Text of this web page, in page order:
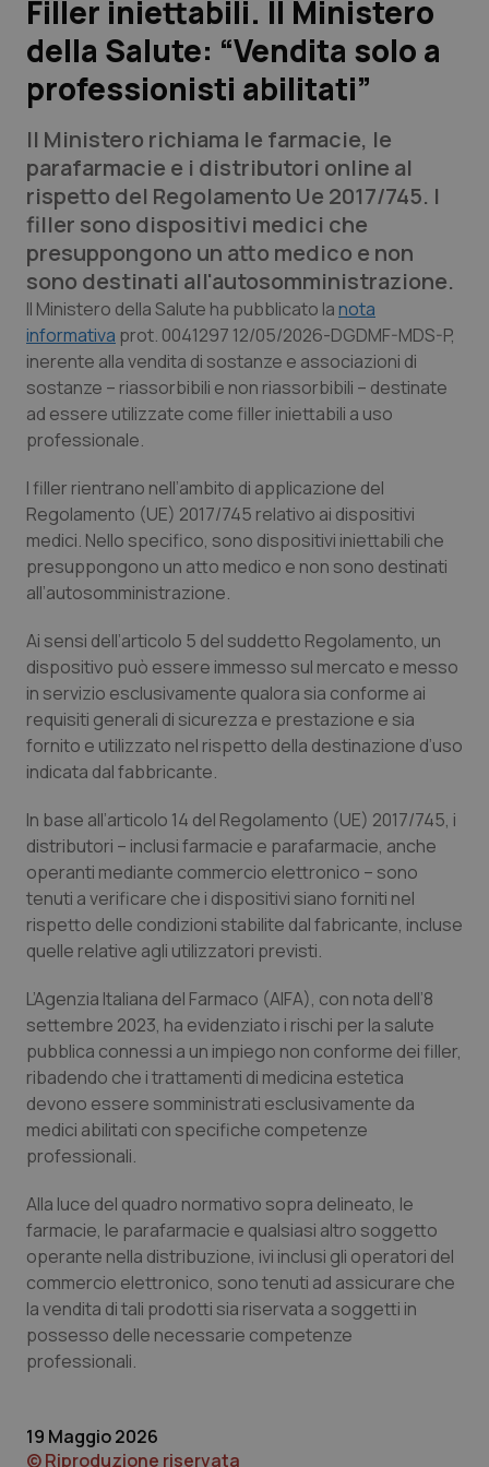
Scienza e Farmaci
Studi e Analisi
Lettere al direttore
Edizioni Regionali
QS Pro
Professionisti Sanitari.AI
Abruzzo
Basilicata
Calabria
Campania
Friuli Venezia Giulia
Lazio
Lombardia
Marche
Molise
Piemonte
Provincia Autonoma di Bolzano
Provincia Autonoma di Trento
Sardegna
Sicilia
Toscana
QS Pro Gold
Artrite & artrosi
Asma & BPCO
Car-T
Dermatite Atopica
Diabete & glucometri
Dolore
Donna & Salute
Epatiti
HIV
Infezioni & Febbre
Ipertensione & Scompenso
Malattia di Crohn & Rettocolite Ulcerosa
Neuroscienze & patologie neurodegenerative
Obesità
QS Club Newsletter
Filler iniettabili. Il Ministero
della Salute: “Vendita solo a
professionisti abilitati”
Il Ministero richiama le farmacie, le
parafarmacie e i distributori online al
rispetto del Regolamento Ue 2017/745. I
filler sono dispositivi medici che
presuppongono un atto medico e non
sono destinati all'autosomministrazione.
Il Ministero della Salute ha pubblicato lanota
informativa prot. 0041297 12/05/2026-DGDMF-MDS-P,
inerente alla vendita di sostanze e associazioni di
sostanze – riassorbibili e non riassorbibili – destinate
ad essere utilizzate come filler iniettabili a uso
professionale.
I filler rientrano nell’ambito di applicazione del
Regolamento (UE) 2017/745 relativo ai dispositivi
medici. Nello specifico, sono dispositivi iniettabili che
presuppongono un atto medico e non sono destinati
all’autosomministrazione.
Ai sensi dell’articolo 5 del suddetto Regolamento, un
dispositivo può essere immesso sul mercato e messo
in servizio esclusivamente qualora sia conforme ai
requisiti generali di sicurezza e prestazione e sia
fornito e utilizzato nel rispetto della destinazione d’uso
indicata dal fabbricante.
In base all’articolo 14 del Regolamento (UE) 2017/745, i
distributori – inclusi farmacie e parafarmacie, anche
operanti mediante commercio elettronico – sono
tenuti a verificare che i dispositivi siano forniti nel
rispetto delle condizioni stabilite dal fabricante, incluse
quelle relative agli utilizzatori previsti.
L’Agenzia Italiana del Farmaco (AIFA), con nota dell’8
settembre 2023, ha evidenziato i rischi per la salute
pubblica connessi a un impiego non conforme dei filler,
ribadendo che i trattamenti di medicina estetica
devono essere somministrati esclusivamente da
medici abilitati con specifiche competenze
professionali.
Alla luce del quadro normativo sopra delineato, le
farmacie, le parafarmacie e qualsiasi altro soggetto
operante nella distribuzione, ivi inclusi gli operatori del
commercio elettronico, sono tenuti ad assicurare che
la vendita di tali prodotti sia riservata a soggetti in
possesso delle necessarie competenze
professionali.
19 Maggio 2026
© Riproduzione riservata